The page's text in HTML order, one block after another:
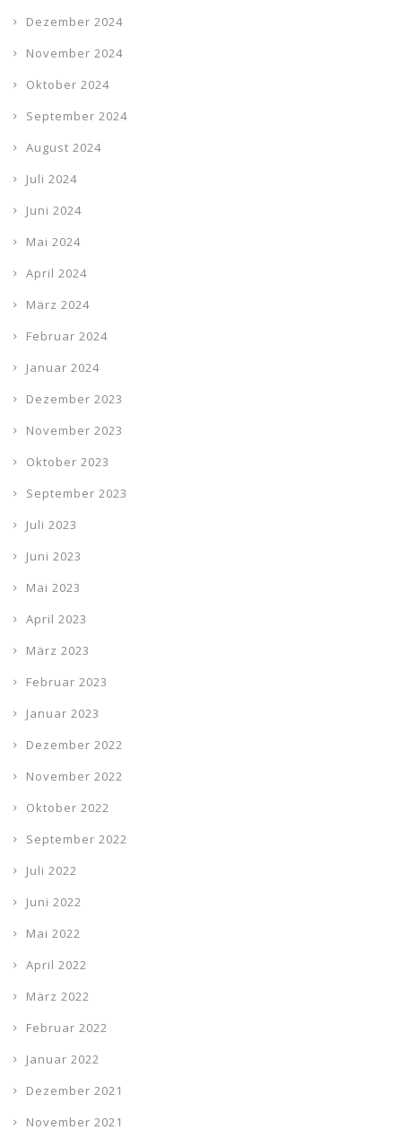
Dezember 2024
November 2024
Oktober 2024
September 2024
August 2024
Juli 2024
Juni 2024
Mai 2024
April 2024
März 2024
Februar 2024
Januar 2024
Dezember 2023
November 2023
Oktober 2023
September 2023
Juli 2023
Juni 2023
Mai 2023
April 2023
März 2023
Februar 2023
Januar 2023
Dezember 2022
November 2022
Oktober 2022
September 2022
Juli 2022
Juni 2022
Mai 2022
April 2022
März 2022
Februar 2022
Januar 2022
Dezember 2021
November 2021